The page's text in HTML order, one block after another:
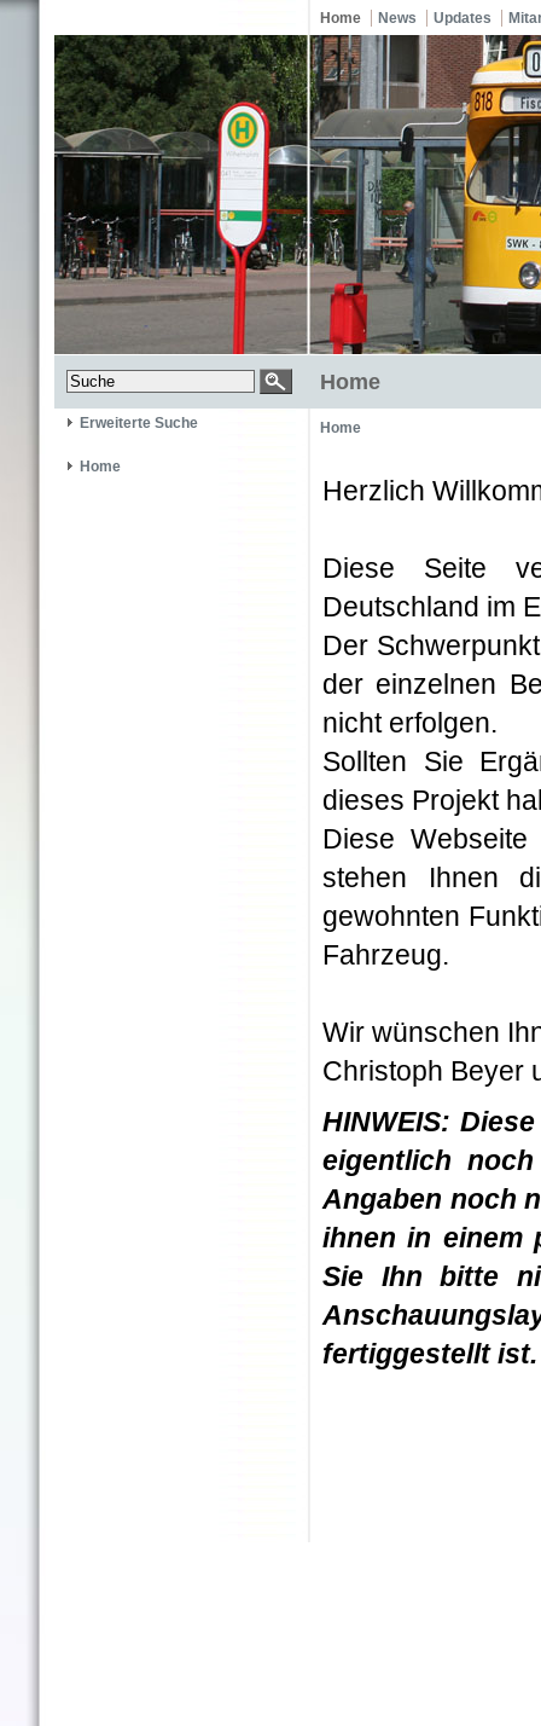
Home News Updates
Home
Erweiterte Suche
Home
Home
Herzlich
Diese Seite
Deutschland im
Der
der einzelnen
nicht erfolgen.
Sollten Sie
dieses Projekt
Diese Webseite
stehen Ihnen
gewohnten
Fahrzeug.
Wir wünschen
Christoph Beyer
HINWEIS:
eigentlich
Angaben noch
ihnen in einem
Sie Ihn bitte
fertiggestellt ist.